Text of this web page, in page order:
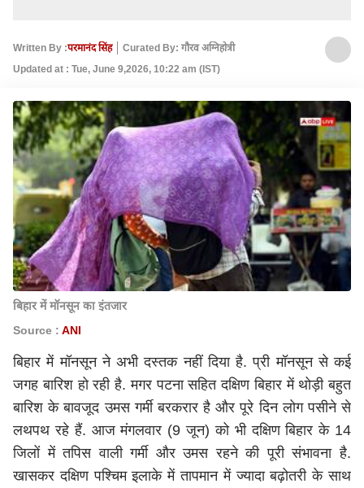
Written By :परमानंद सिंह
Curated By: गौरव अग्निहोत्री
Updated at : Tue, June 9,2026, 10:22 am (IST)
बिहार में मॉनसून का इंतजार
Source : ANI
बिहार में मॉनसून ने अभी दस्तक नहीं दिया है. प्री मॉनसून से कई
जगह बारिश हो रही है. मगर पटना सहित दक्षिण बिहार में थोड़ी बहुत
बारिश के बावजूद उमस गर्मी बरकरार है और पूरे दिन लोग पसीने से
लथपथ रहे हैं. आज मंगलवार (9 जून) को भी दक्षिण बिहार के 14
जिलों में तपिस वाली गर्मी और उमस रहने की पूरी संभावना है.
खासकर दक्षिण पश्चिम इलाके में तापमान में ज्यादा बढ़ोतरी के साथ